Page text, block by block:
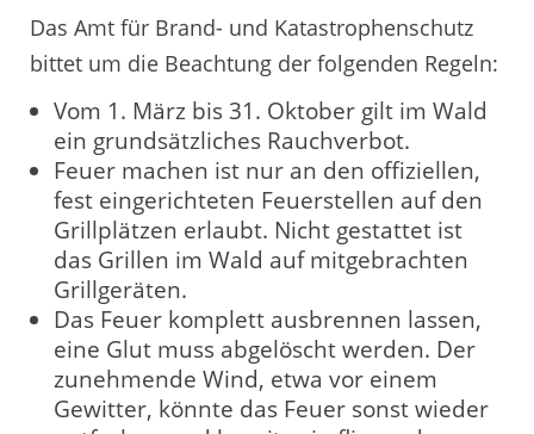
Das Amt für Brand- und Katastrophenschutz
bittet um die Beachtung der folgenden Regeln:
Vom 1. März bis 31. Oktober gilt im Wald
ein grundsätzliches Rauchverbot.
Feuer machen ist nur an den offiziellen,
fest eingerichteten Feuerstellen auf den
Grillplätzen erlaubt. Nicht gestattet ist
das Grillen im Wald auf mitgebrachten
Grillgeräten.
Das Feuer komplett ausbrennen lassen,
eine Glut muss abgelöscht werden. Der
zunehmende Wind, etwa vor einem
Gewitter, könnte das Feuer sonst wieder